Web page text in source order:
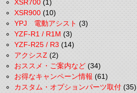
XSR700(1)
XSR900(10)
YPJ 電動アシスト(3)
YZF-R1 / R1M(3)
YZF-R25 / R3(14)
アクシスZ(2)
おススメ・ご案内など(34)
お得なキャンペーン情報(61)
カスタム・オプションパーツ取付(35)